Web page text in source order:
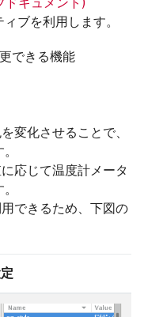
ブを利用します。
できる機能
変化させることで、
応じて温度計メータ
できるため、下図の